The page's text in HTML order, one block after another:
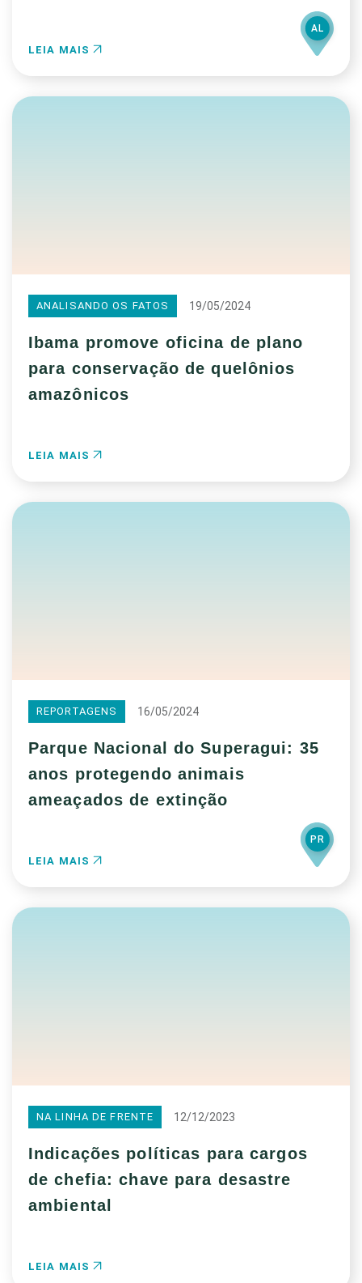
LEIA MAIS
AL
ANALISANDO OS FATOS 19/05/2024
Ibama promove oficina de plano
para conservação de quelônios
amazônicos
LEIA MAIS
REPORTAGENS 16/05/2024
Parque Nacional do Superagui: 35
anos protegendo animais
ameaçados de extinção
LEIA MAIS
PR
NA LINHA DE FRENTE 12/12/2023
Indicações políticas para cargos
de chefia: chave para desastre
ambiental
LEIA MAIS